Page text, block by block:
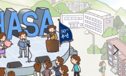
행정박물 영상 기록물